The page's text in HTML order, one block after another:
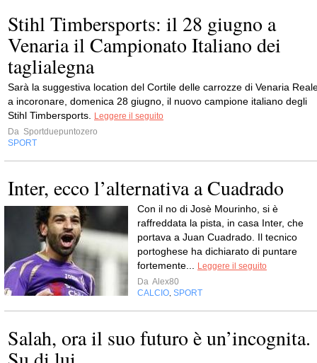
Stihl Timbersports: il 28 giugno a
Venaria il Campionato Italiano dei
taglialegna
Sarà la suggestiva location del Cortile delle carrozze di Venaria
a incoronare, domenica 28 giugno, il nuovo campione italiano degli
Stihl Timbersports.
Leggere il seguito
Da Sportduepuntozero
SPORT
Inter, ecco l’alternativa a Cuadrado
Con il no di Josè Mourinho, si è
raffreddata la pista, in casa Inter, che
portava a Juan Cuadrado. Il tecnico
portoghese ha dichiarato di puntare
fortemente...
Leggere il seguito
Da Alex80
CALCIO SPORT
Salah, ora il suo futuro è un’incognita.